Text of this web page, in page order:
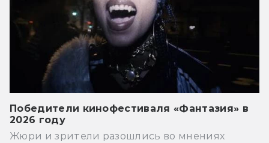
Победители кинофестиваля «Фантазия» в
2026 году
Жюри и зрители разошлись во мнениях